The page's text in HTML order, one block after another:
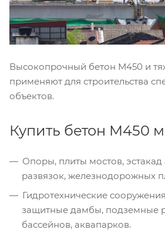
Высокопрочный бетон М450 и
применяют для строительства
объектов.
Купить бетон М450
Опоры, плиты мостов,
развязок, железнодорожных
Гидротехнические
защитные дамбы, подземные
бассейнов, аквапарков.